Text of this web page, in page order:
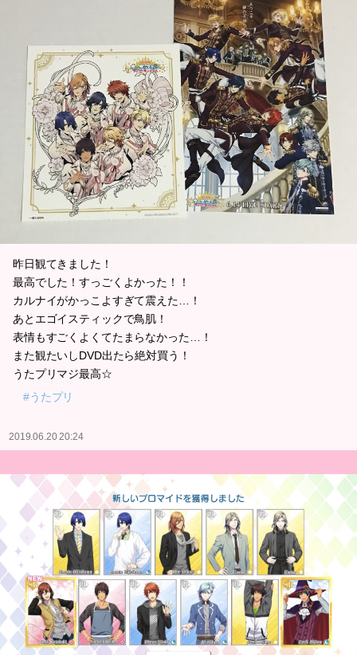
昨日観てきました！
最高でした！すっごくよかった！！
カルナイがかっこよすぎて震えた…！
あとエゴイスティックで鳥肌！
表情もすごくよくてたまらなかった…！
また観たいしDVD出たら絶対買う！
うたプリマジ最高☆
#うたプリ
2019.06.20 20:24